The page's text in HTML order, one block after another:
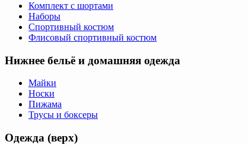
Комплект с шортами
Наборы
Спортивный костюм
Флисовый спортивный костюм
Нижнее бельё и домашняя одежда
Майки
Носки
Пижама
Трусы и боксеры
Одежда (верх)